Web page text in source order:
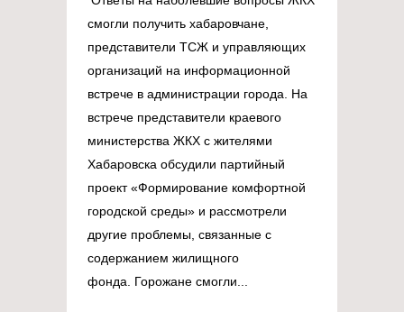
смогли получить хабаровчане,
представители ТСЖ и управляющих
организаций на информационной
встрече в администрации города. На
встрече представители краевого
министерства ЖКХ с жителями
Хабаровска обсудили партийный
проект «Формирование комфортной
городской среды» и рассмотрели
другие проблемы, связанные с
содержанием жилищного
фонда. Горожане смогли...